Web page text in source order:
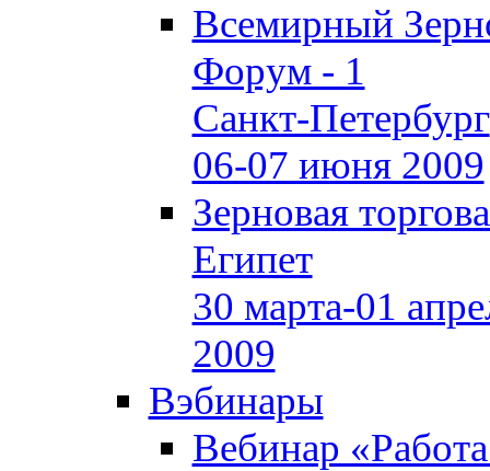
Всемирный
Форум - 1
Санкт-Петербург
06-07 июня 2009
Зерновая
Египет
30 марта-01
2009
Вэбинары
Вебинар